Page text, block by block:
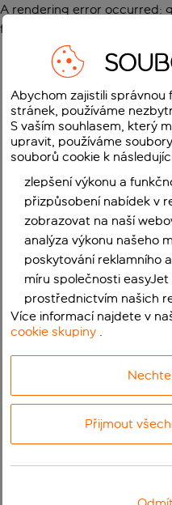
A rendering error occurred:
function
Abychom zajistili správnou
stránek, používáme
S vaším souhlasem, který
upravit, používáme
souborů cookie k
zlepšení výkonu a
přizpůsobení nabídek v
zobrazovat na naší
analýza výkonu našeho
poskytování reklamního
míru společnosti
prostřednictvím našich
Více informací najdete v
cookie skupiny .
Přijmout